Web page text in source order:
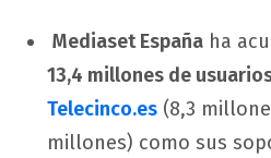
Mediaset España ha
13,4 millones de
Telecinco.es (8,3
millones) como sus